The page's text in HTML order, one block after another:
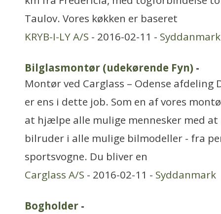
Taulov. Vores køkken er baseret
KRYB-I-LY A/S - 2016-02-11 - Syddanmark
Bilglasmontør (udekørende Fyn) -
Montør ved Carglass – Odense afdeling
er ens i dette job. Som en af vores
at hjælpe alle mulige mennesker med
bilruder i alle mulige bilmodeller - fra
sportsvogne. Du bliver en
Carglass A/S - 2016-02-11 - Syddanmark
Bogholder -